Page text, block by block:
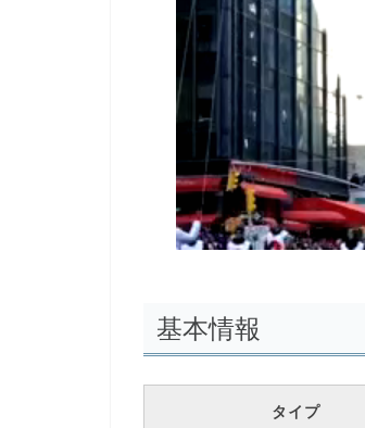
00:00/01:00
基本情報
タイプ